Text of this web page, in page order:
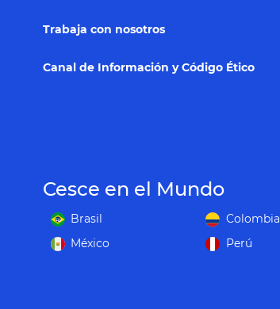
Trabaja con nosotros
Canal de Información y Código Ético
Cesce en el Mundo
Brasil Colombia
México
Perú